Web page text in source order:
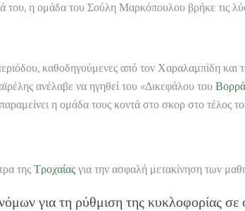
η ομάδα του Σούλη Μαρκόπουλου βρήκε τις
καθοδηγούμενες από τον Χαραλαμπίδη
ανέλαβε να ηγηθεί του «Δικεφάλου του Βορρά
η ομάδα τους κοντά στο σκορ στο τέλος
της Τροχαίας για την ασφαλή μετακίνηση των
για τη ρύθμιση της κυκλοφορίας σε